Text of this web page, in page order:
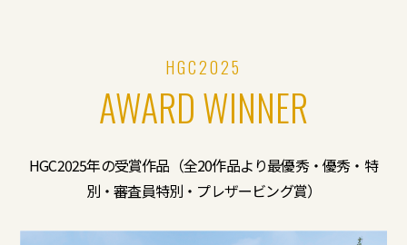
HGC2025
AWARD WINNER
HGC2025年の受賞作品（全20作品より最優秀・優秀・特
別・審査員特別・プレザービング賞）